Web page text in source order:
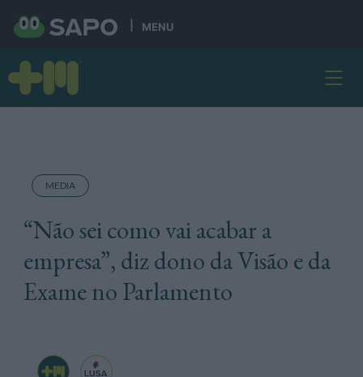
MENU
MEDIA
“Não sei como vai acabar a
empresa”, diz dono da Visão e da
Exame no Parlamento